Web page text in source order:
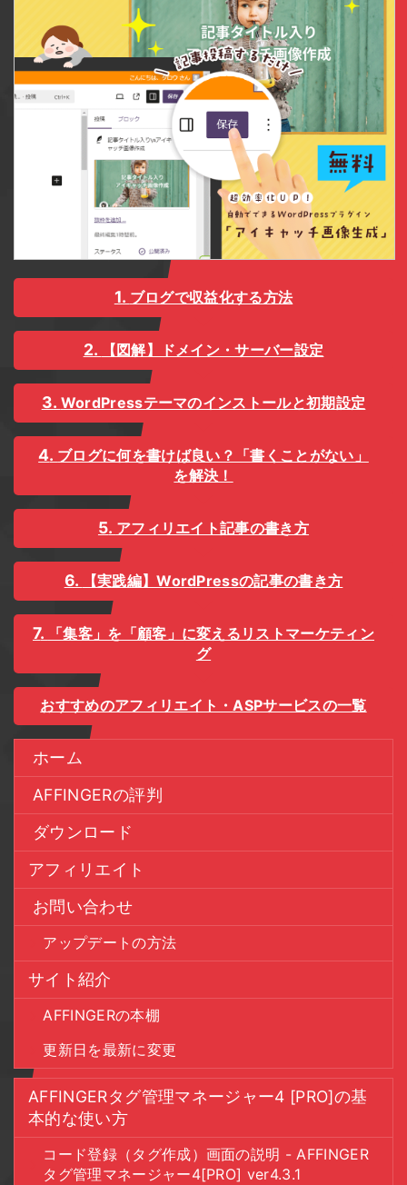
ブログで収益化する方法
【図解】ドメイン・サーバー設定
WordPressテーマのインストールと初期設定
ブログに何を書けば良い？「書くことがない」
を解決！
アフィリエイト記事の書き方
【実践編】WordPressの記事の書き方
「集客」を「顧客」に変えるリストマーケティン
グ
おすすめのアフィリエイト・ASPサービスの一覧
ホーム
AFFINGERの評判
ダウンロード
アフィリエイト
お問い合わせ
アップデートの方法
サイト紹介
AFFINGERの本棚
更新日を最新に変更
AFFINGERタグ管理マネージャー4 [PRO]の基
本的な使い方
コード登録（タグ作成）画面の説明 - AFFINGER
タグ管理マネージャー4[PRO] ver4.3.1